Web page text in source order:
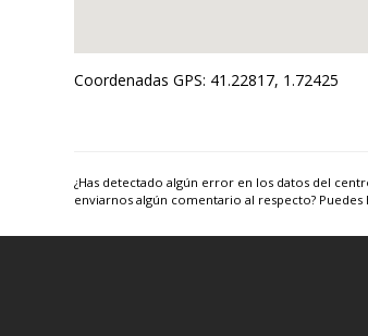
Coordenadas GPS: 41.22817, 1.72425
¿Has detectado algún error en los datos del
enviarnos algún comentario al respecto? Puedes